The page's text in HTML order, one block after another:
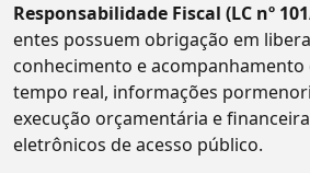
Responsabilidade Fiscal (LC nº
entes possuem obrigação em
conhecimento e acompanhamento
tempo real, informações
execução orçamentária e
eletrônicos de acesso público.